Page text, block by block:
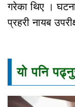
गरेका थिए ।
प्रहरी नायब
यो पनि